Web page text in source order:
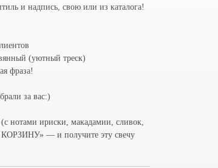
и надпись, свою или из каталога!
(уютный треск)
фраза!
за вас:)
нотами ириски, макадамии, сливок,
— и получите эту свечу